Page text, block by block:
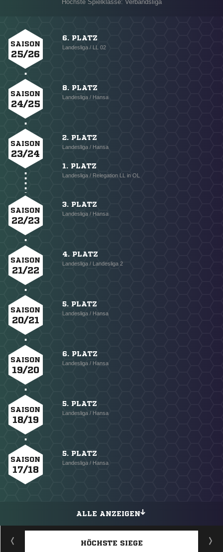
Höchste Spielklasse: Verbandsliga
SAISON
25/26
6. PLATZ
Landesliga / LL 02
SAISON
24/25
8. PLATZ
Landesliga / Hansa
SAISON
23/24
2. PLATZ
Landesliga / Hansa
1. PLATZ
Landesliga / Relegation LL in OL
SAISON
22/23
3. PLATZ
Landesliga / Hansa
SAISON
21/22
4. PLATZ
Landesliga / Landesliga 2
SAISON
20/21
5. PLATZ
Landesliga / Hansa
SAISON
19/20
6. PLATZ
Landesliga / Hansa
SAISON
18/19
5. PLATZ
Landesliga / Hansa
SAISON
17/18
5. PLATZ
Landesliga / Hansa
ALLE ANZEIGEN
HÖCHSTE SIEGE